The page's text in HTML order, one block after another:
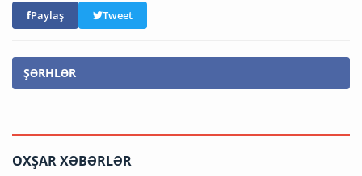
Paylaş Tweet
ŞƏRHLƏR
OXŞAR XƏBƏRLƏR